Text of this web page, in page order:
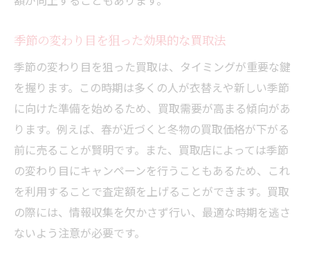
季節の変わり目を狙った効果的な買取法
季節の変わり目を狙った買取は、タイミングが重要な鍵
を握ります。この時期は多くの人が衣替えや新しい季節
に向けた準備を始めるため、買取需要が高まる傾向があ
ります。例えば、春が近づくと冬物の買取価格が下がる
前に売ることが賢明です。また、買取店によっては季節
の変わり目にキャンペーンを行うこともあるため、これ
を利用することで査定額を上げることができます。買取
の際には、情報収集を欠かさず行い、最適な時期を逃さ
ないよう注意が必要です。